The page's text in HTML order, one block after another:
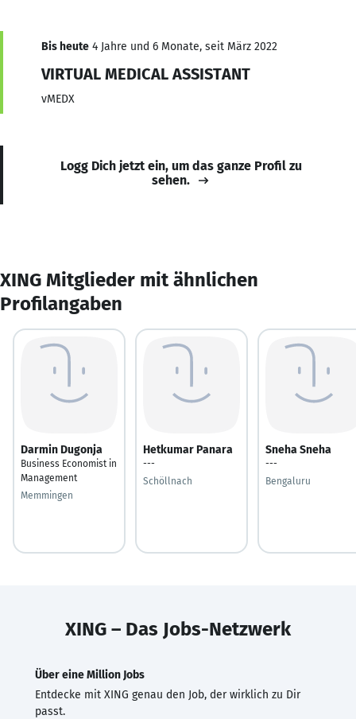
Bis heute 4 Jahre und 6 Monate, seit März 2022
VIRTUAL MEDICAL ASSISTANT
vMEDX
Logg Dich jetzt ein, um das ganze Profil zu
sehen.
XING Mitglieder mit ähnlichen
Profilangaben
Darmin Dugonja
Business Economist in
Management
Memmingen
Hetkumar Panara
---
Schöllnach
Sneha Sneha
---
Bengaluru
XING – Das Jobs-Netzwerk
Über eine Million Jobs
Entdecke mit XING genau den Job, der wirklich zu Dir
passt.